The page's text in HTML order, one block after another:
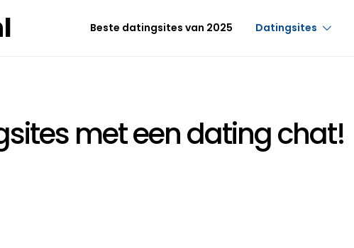
Beste datingsites van 2025 Datingsites
met een dating chat!